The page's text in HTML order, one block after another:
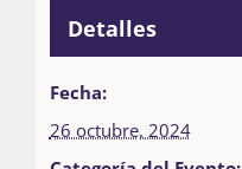
Detalles
Fecha:
26 octubre, 2024